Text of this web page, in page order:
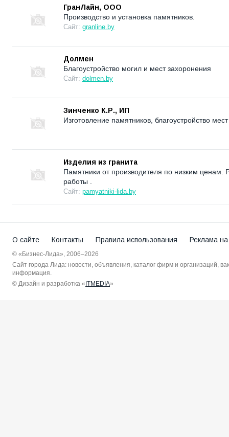
ГранЛайн, ООО
Производство и установка памятников.
Сайт: granline.by
Долмен
Благоустройство могил и мест захоронения
Сайт: dolmen.by
Зинченко К.Р., ИП
Изготовление памятников, благоустройство
Изделия из гранита
Памятники от производителя по низким
работы .
Сайт: pamyatniki-lida.by
О сайте Контакты Правила использования Реклама
© «Бизнес-Лида», 2006–2026
Сайт города Лида: новости, объявления, каталог фирм и организаций,
информация.
© Дизайн и разработка « ITMEDIA»